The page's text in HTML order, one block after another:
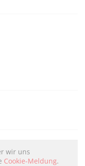
wir uns
Cookie-Meldung.